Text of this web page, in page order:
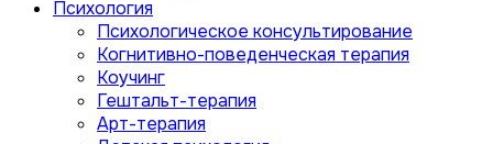
Психология
Психологическое консультирование
Когнитивно-поведенческая терапия
Коучинг
Гештальт-терапия
Арт-терапия